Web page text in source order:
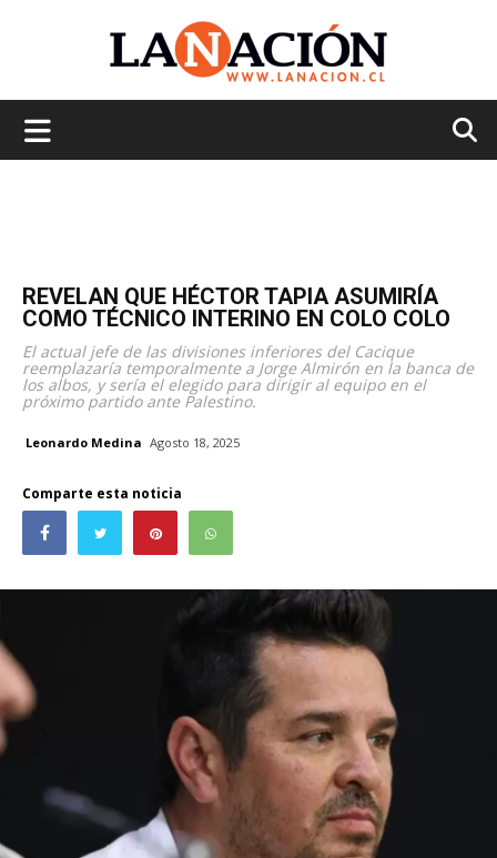
REVELAN QUE HÉCTOR TAPIA ASUMIRÍA
COMO TÉCNICO INTERINO EN COLO COLO
El actual jefe de las divisiones inferiores del Cacique
reemplazaría temporalmente a Jorge Almirón en la banca de
los albos, y sería el elegido para dirigir al equipo en el
próximo partido ante Palestino.
Leonardo Medina Agosto 18, 2025
Comparte esta noticia